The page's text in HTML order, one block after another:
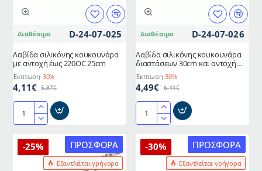
Διαθέσιμο D-24-07-025
Λαβίδα σιλικόνης κουκουνάρα
με αντοχή έως 220OC 25cm
Έκπτωση-30%
4,11€ 5,87€
Λαβίδα
κουκουνάρα
με
Διαθέσιμο D-24-07-026
Λαβίδα σιλικόνης κουκουνάρα
διαστάσεων 30cm και αντοχή
Έκπτωση-30%
4,49€ 6,41€
Λαβίδα
κουκουνάρα
διαστάσεων
ΠΡΟΣΦΟΡΆ
Εξαντλείται γρήγορα
-25% ΠΡΟΣΦΟΡΆ
Εξαντλείται γρήγορα
-30%